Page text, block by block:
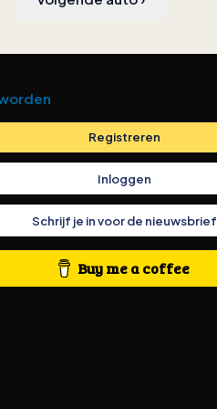
Registreren
Inloggen
Schrijf je in voor de nieuwsbrief
Buy me a coffee